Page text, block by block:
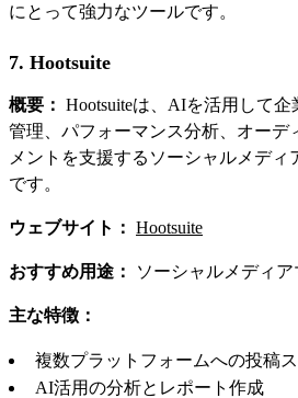
にとって強力なツールです。
7. Hootsuite
概要： Hootsuiteは、AIを活用して
管理、パフォーマンス分析、オーデ
メントを支援するソーシャルメディ
です。
ウェブサイト： Hootsuite
おすすめ用途： ソーシャルメディア
主な特徴：
複数プラットフォームへの投稿
AI活用の分析とレポート作成